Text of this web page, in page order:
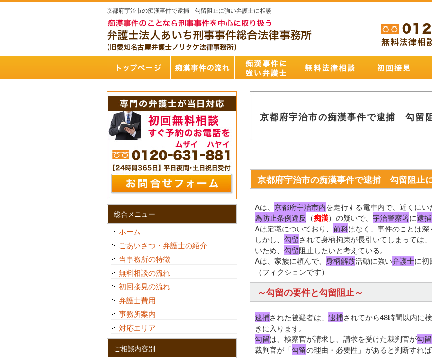
京都府宇治市の痴漢事件で逮捕 勾留阻止に強い弁護士に相談
京都府宇治市の痴漢事件で逮捕 勾留
京都府宇治市の痴漢事件で逮捕 勾留阻止
Aは、 京都府宇治市内を走行する電車内で、近くにい
為防止条例違反 （痴漢） の疑いで、 宇治警察署に逮捕
Aは定職についており、 前科はなく、事件のことは深
しかし、 勾留されて身柄拘束が長引いてしまっては
いため、 勾留阻止したいと考えている。
Aは、家族に頼んで、 身柄解放活動に強い弁護士に初
（フィクションです）
～勾留の要件と勾留阻止～
逮捕された被疑者は、 逮捕されてから48時間以内に
きに入ります。
勾留は、検察官が請求し、請求を受けた裁判官が勾留
裁判官が「勾留の理由・必要性」があると判断すれば
総合メニュー
ホーム
ごあいさつ・弁護士の紹介
当事務所の特徴
無料相談の流れ
初回接見の流れ
弁護士費用
事務所案内
対応エリア
ご相談内容別